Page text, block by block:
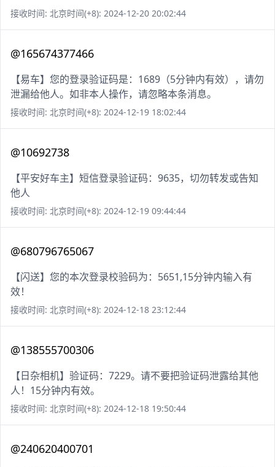
接收时间: 北京时间(+8): 2024-12-20 20:02:44
@165674377466
【易车】您的登录验证码是：1689（5分钟内有效），请勿
泄漏给他人。如非本人操作，请忽略本条消息。
接收时间: 北京时间(+8): 2024-12-19 18:02:44
@10692738
【平安好车主】短信登录验证码：9635，切勿转发或告知
他人
接收时间: 北京时间(+8): 2024-12-19 09:44:44
@680796765067
【闪送】您的本次登录校验码为：5651,15分钟内输入有
效！
接收时间: 北京时间(+8): 2024-12-18 23:12:44
@138555700306
【日杂相机】验证码：7229。请不要把验证码泄露给其他
人！15分钟内有效。
接收时间: 北京时间(+8): 2024-12-18 19:50:44
@240620400701